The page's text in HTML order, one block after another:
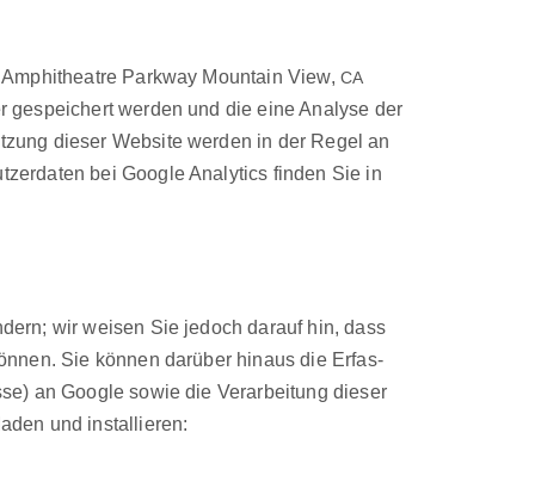
Park­way Moun­tain View, CA
gespe­ichert wer­den und die eine Analyse der
dieser Web­site wer­den in der Regel an
bei Google Ana­lyt­ics find­en Sie in
wir weisen Sie jedoch darauf hin, dass
Sie kön­nen darüber hin­aus die Erfas­
an Google sowie die Ver­ar­beitung dieser
und instal­lieren: